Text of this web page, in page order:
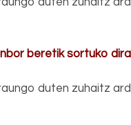
beretik sortuko
duten zuhaitz